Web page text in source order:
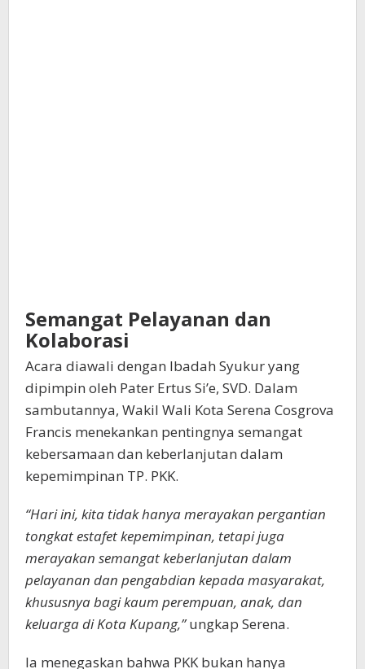
Semangat Pelayanan dan
Kolaborasi
Acara diawali dengan Ibadah Syukur yang
dipimpin oleh Pater Ertus Si’e, SVD. Dalam
sambutannya, Wakil Wali Kota Serena Cosgrova
Francis menekankan pentingnya semangat
kebersamaan dan keberlanjutan dalam
kepemimpinan TP. PKK.
“Hari ini, kita tidak hanya merayakan pergantian
tongkat estafet kepemimpinan, tetapi juga
merayakan semangat keberlanjutan dalam
pelayanan dan pengabdian kepada masyarakat,
khususnya bagi kaum perempuan, anak, dan
keluarga di Kota Kupang,”ungkap Serena.
Ia menegaskan bahwa PKK bukan hanya